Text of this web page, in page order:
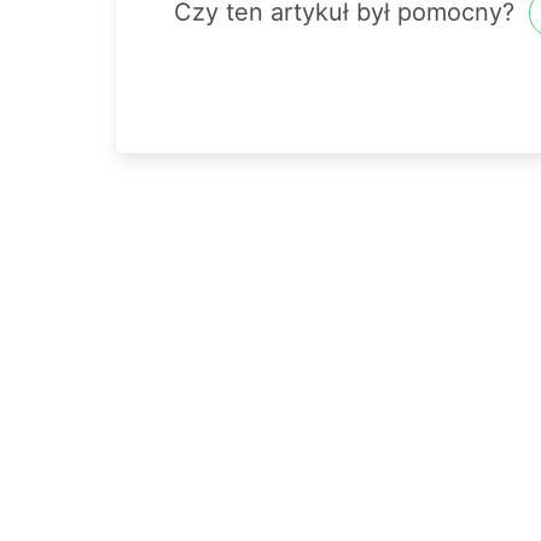
Czy ten artykuł był pomocny?